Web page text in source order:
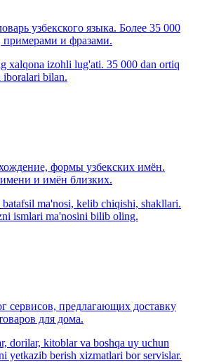
узбекского языка. Более 35 000
примерами и фразами.
izohli lug'ati. 35 000 dan ortiq
iboralari bilan.
формы узбекских имён.
и имён близких.
ma'nosi, kelib chiqishi, shakllari.
ismlari ma'nosini bilib oling.
сервисов, предлагающих доставку
для дома.
dorilar, kitoblar va boshqa uy uchun
yetkazib berish xizmatlari bor servislar.